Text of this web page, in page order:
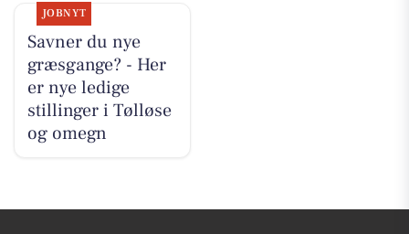
JOBNYT
Savner du nye
græsgange? - Her
er nye ledige
stillinger i Tølløse
og omegn